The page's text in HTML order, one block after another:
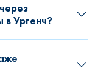
Ургенч?